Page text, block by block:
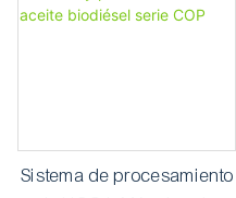
Sistema de procesamiento